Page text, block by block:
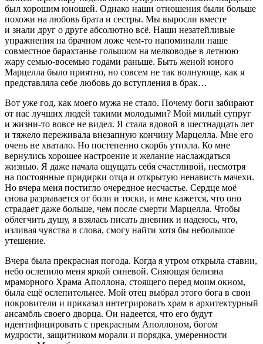
был хорошим юношей. Однако наши отношения были больше
похожи на любовь брата и сестры. Мы выросли вместе
и знали друг о друге абсолютно всё. Наши незатейливые
упражнения на брачном ложе чем-то напоминали наше
совместное барахтанье голышом на мелководье в летнюю
жару семью-восемью годами раньше. Быть женой юного
Марцелла было приятно, но совсем не так волнующе, как я
представляла себе любовь до вступления в брак…
Вот уже год, как моего мужа не стало. Почему боги забирают
от нас лучших людей такими молодыми? Мой милый супруг
и жизни-то вовсе не видел. Я стала вдовой в шестнадцать лет
и тяжело переживала внезапную кончину Марцелла. Мне его
очень не хватало. Но постепенно скорбь утихла. Ко мне
вернулись хорошее настроение и желание наслаждаться
жизнью. Я даже начала ощущать себя счастливой, несмотря
на постоянные придирки отца и открытую ненависть мачехи.
Но вчера меня постигло очередное несчастье. Сердце моё
снова разрывается от боли и тоски, и мне кажется, что оно
страдает даже больше, чем после смерти Марцелла. Чтобы
облегчить душу, я взялась писать дневник и надеюсь, что,
изливая чувства в слова, смогу найти хотя бы небольшое
утешение.
Вчера была прекрасная погода. Когда я утром открыла ставни,
небо ослепило меня яркой синевой. Сияющая белизна
мраморного Храма Аполлона, стоящего перед моим окном,
была ещё ослепительнее. Мой отец выбрал этого бога в свои
покровители и приказал интегрировать храм в архитектурный
ансамбль своего дворца. Он надеется, что его будут
идентифицировать с прекрасным Аполлоном, богом
мудрости, защитником морали и порядка, умеренности